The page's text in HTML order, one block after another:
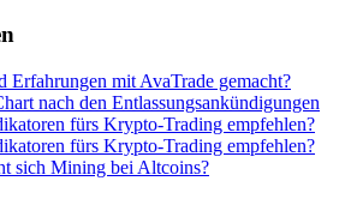
Erfahrungen mit AvaTrade gemacht?
nach den Entlassungsankündigungen
fürs Krypto-Trading empfehlen?
fürs Krypto-Trading empfehlen?
sich Mining bei Altcoins?